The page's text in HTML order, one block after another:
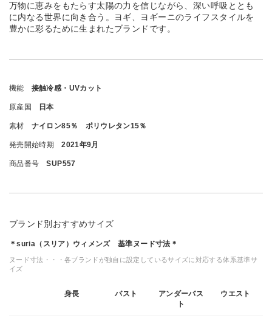
万物に恵みをもたらす太陽の力を信じながら、深い呼吸ととも
に内なる世界に向き合う。ヨギ、ヨギーニのライフスタイルを
豊かに彩るために生まれたブランドです。
機能 接触冷感・UVカット
原産国 日本
素材 ナイロン85％ ポリウレタン15％
発売開始時期 2021年9月
商品番号 SUP557
ブランド別おすすめサイズ
＊suria（スリア）ウィメンズ 基準ヌード寸法＊
ヌード寸法・・・各ブランドが独自に設定しているサイズに対応する体系基準サ
イズ
身長 バスト
アンダーバス
ト
ウエスト